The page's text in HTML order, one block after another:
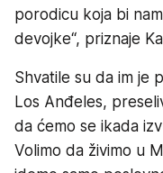
porodicu koja bi
devojke“, priznaje
Shvatile su da im je
Los Anđeles,
da ćemo se ikada
Volimo da živimo u